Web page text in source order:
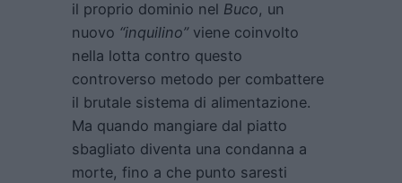
il proprio dominio nel Buco, un
nuovo “inquilino”viene coinvolto
nella lotta contro questo
controverso metodo per combattere
il brutale sistema di alimentazione.
Ma quando mangiare dal piatto
sbagliato diventa una condanna a
morte, fino a che punto saresti